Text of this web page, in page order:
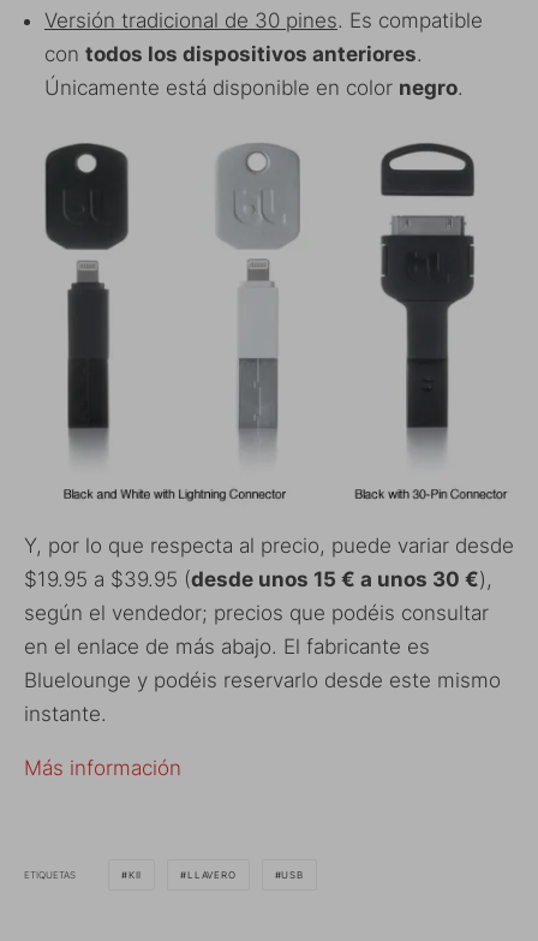
Versión tradicional de 30 pines. Es compatible
con todos los dispositivos anteriores.
Únicamente está disponible en color negro.
Y, por lo que respecta al precio, puede variar desde
$19.95 a $39.95 (desde unos 15 € a unos 30 €),
según el vendedor; precios que podéis consultar
en el enlace de más abajo. El fabricante es
Bluelounge y podéis reservarlo desde este mismo
instante.
Más información
ETIQUETAS KII LLAVERO USB